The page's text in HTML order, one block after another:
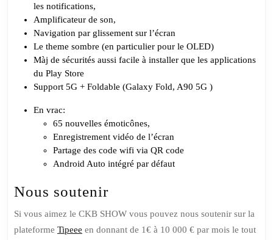
les notifications,
Amplificateur de son,
Navigation par glissement sur l’écran
Le theme sombre (en particulier pour le OLED)
Màj de sécurités aussi facile à installer que les applications
du Play Store
Support 5G + Foldable (Galaxy Fold, A90 5G )
En vrac:
65 nouvelles émoticônes,
Enregistrement vidéo de l’écran
Partage des code wifi via QR code
Android Auto intégré par défaut
Nous soutenir
Si vous aimez le CKB SHOW vous pouvez nous soutenir sur la
plateforme Tipeee en donnant de 1€ à 10 000 € par mois le tout